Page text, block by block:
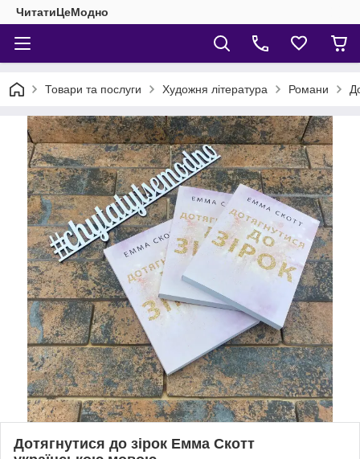
ЧитатиЦеМодно
Товари та послуги Художня література Романи
Дотягнутися до зірок Емма Скотт